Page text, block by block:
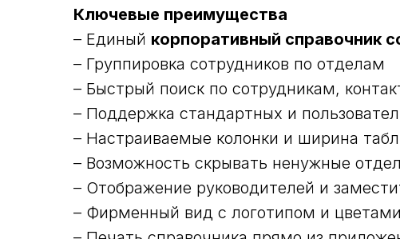
Ключевые преимущества
– Единый корпоративный справочник
– Группировка сотрудников по отделам
– Быстрый поиск по сотрудникам,
– Поддержка стандартных и
– Настраиваемые колонки и ширина
– Возможность скрывать ненужные
– Отображение руководителей и
– Фирменный вид с логотипом и